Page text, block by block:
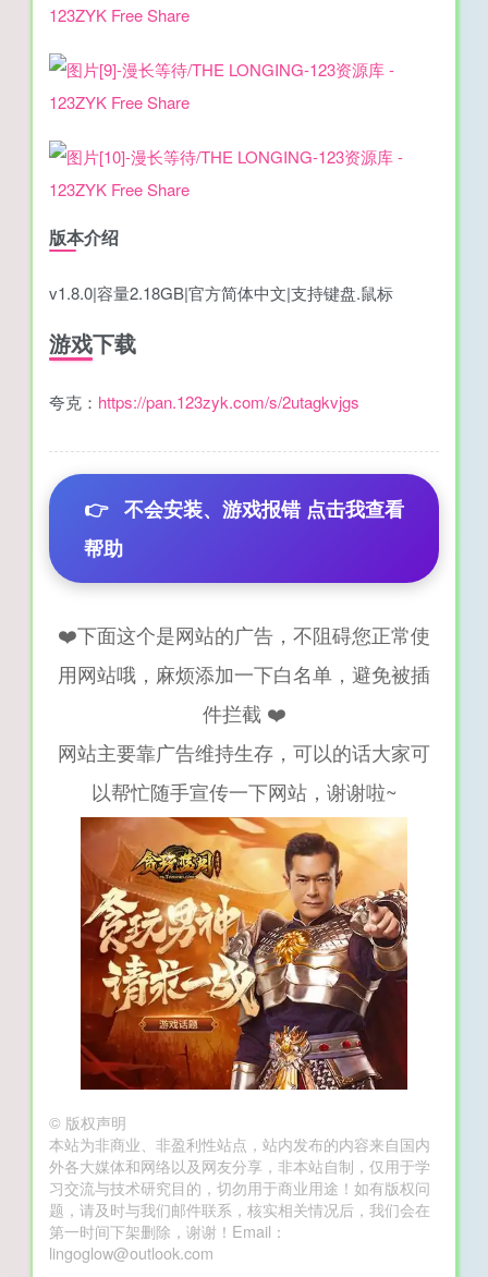
版本介绍
v1.8.0|容量2.18GB|官方简体中文|支持键盘.鼠标
游戏下载
夸克： https://pan.123zyk.com/s/2utagkvjgs
👉 不会安装、游戏报错 点击我查看
帮助
❤️下面这个是网站的广告，不阻碍您正常使
用网站哦，麻烦添加一下白名单，避免被插
件拦截 ❤️
网站主要靠广告维持生存，可以的话大家可
以帮忙随手宣传一下网站，谢谢啦~
© 版权声明
本站为非商业、非盈利性站点，站内发布的内容来自国内
外各大媒体和网络以及网友分享，非本站自制，仅用于学
习交流与技术研究目的，切勿用于商业用途！如有版权问
题，请及时与我们邮件联系，核实相关情况后，我们会在
第一时间下架删除，谢谢！Email：
lingoglow@outlook.com